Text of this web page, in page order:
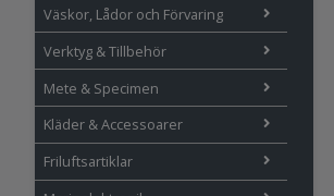
Väskor, Lådor och Förvaring
Verktyg & Tillbehör
Mete & Specimen
Kläder & Accessoarer
Friluftsartiklar